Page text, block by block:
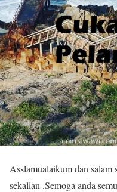
Asslamualaikum dan salam
sekalian .Semoga anda